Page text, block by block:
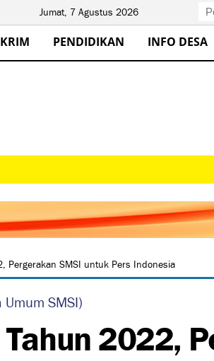
Jumat, 7 Agustus 2026
PENDIDIKAN INFO DESA
Pergerakan SMSI untuk Pers Indonesia
SMSI)
2022,